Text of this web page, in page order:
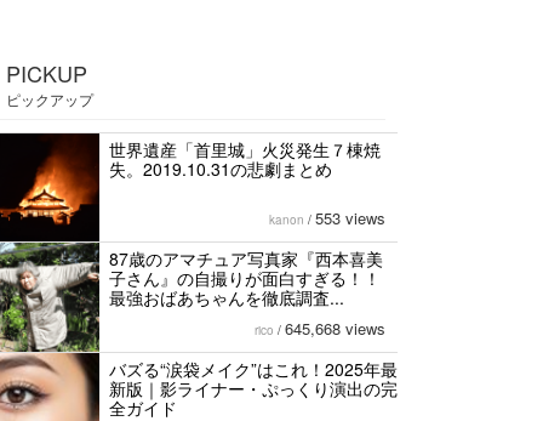
PICKUP
ピックアップ
世界遺産「首里城」火災発生７棟焼
失。2019.10.31の悲劇まとめ
kanon / 553 views
87歳のアマチュア写真家『西本喜美
子さん』の自撮りが面白すぎる！！
最強おばあちゃんを徹底調査...
rico / 645,668 views
バズる“涙袋メイク”はこれ！2025年最
新版｜影ライナー・ぷっくり演出の完
全ガイド